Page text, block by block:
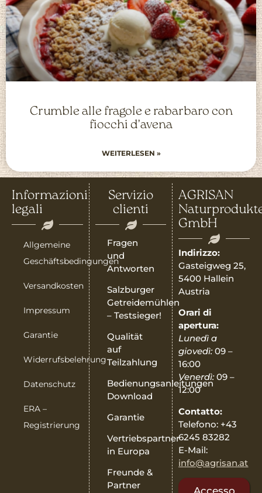
Crumble alle fragole e rabarbaro con
fiocchi d’avena
WEITERLESEN »
Informazioni
legali
Allgemeine
Geschäftsbedingungen
Versandkosten
Impressum
Garantie
Widerrufsbelehrung
Datenschutz
ERA –
Registrierung
Servizio
clienti
Fragen
und
Antworten
Salzburger
Getreidemühlen
– Testsieger!
Qualität
auf
Teilzahlung
Bedienungsanleitungen
Download
Garantie
Vertriebspartner
in Europa
Freunde &
Partner
AGRISAN
GmbH
Indirizzo:
Gasteigweg 25,
5400 Hallein
Austria
Orari di
apertura:
Lunedì a
giovedì:09 –
16:00
Venerdì:09 –
12:00
Contatto:
Telefono: +43
6245 83282
E-Mail:
info@agrisan.at